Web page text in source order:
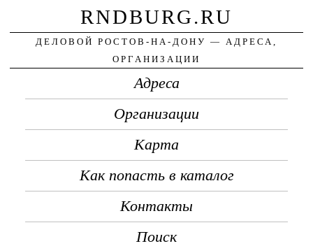
RNDBURG.RU
ДЕЛОВОЙ РОСТОВ-НА-ДОНУ — АДРЕСА,
ОРГАНИЗАЦИИ
Адреса
Организации
Карта
Как попасть в каталог
Контакты
Поиск